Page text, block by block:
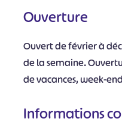
Ouverture
Ouvert de février à
de la semaine.
de vacances, week-
Informations